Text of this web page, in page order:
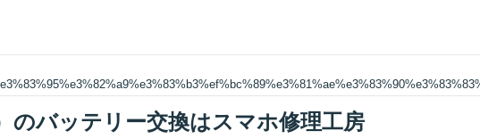
のバッテリー交換はスマホ修理工房